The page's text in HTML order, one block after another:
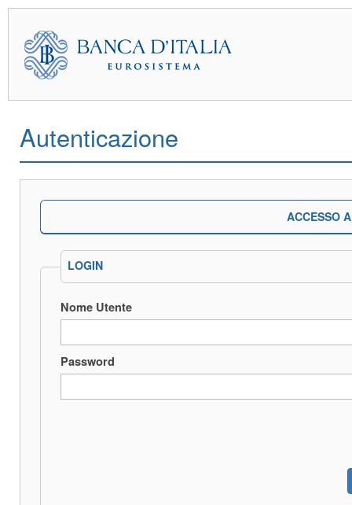
Autenticazione
ACCESSO
LOGIN
Nome Utente
Password